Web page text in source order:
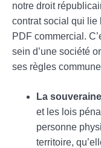
notre droit
contrat social qui lie
PDF commercial.
sein d’une société
ses règles
La
et les lois
personne
territoire,